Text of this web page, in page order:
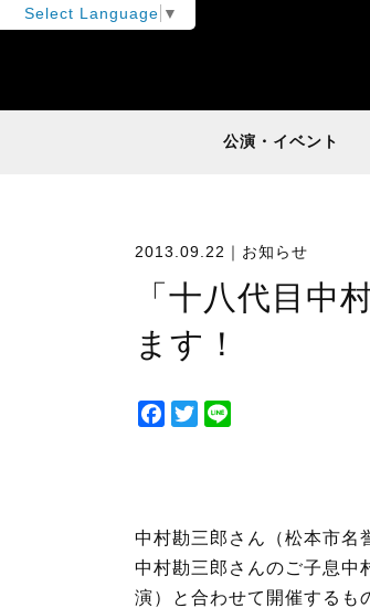
Select Language ▼
公演・イベント
2013.09.22｜ お知らせ
「十八代目中
ます！
F
o
o
T
e
r
中村勘三郎さん（松本市名
中村勘三郎さんのご子息中
演）と合わせて開催するも